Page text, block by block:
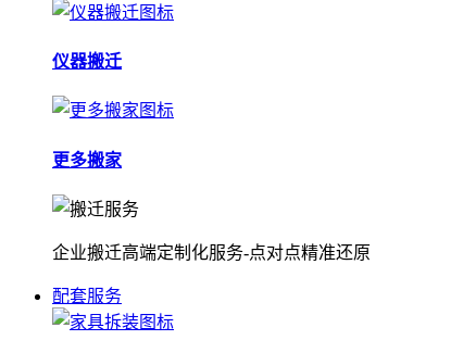
仪器搬迁
更多搬家
企业搬迁高端定制化服务-点对点精准还原
配套服务